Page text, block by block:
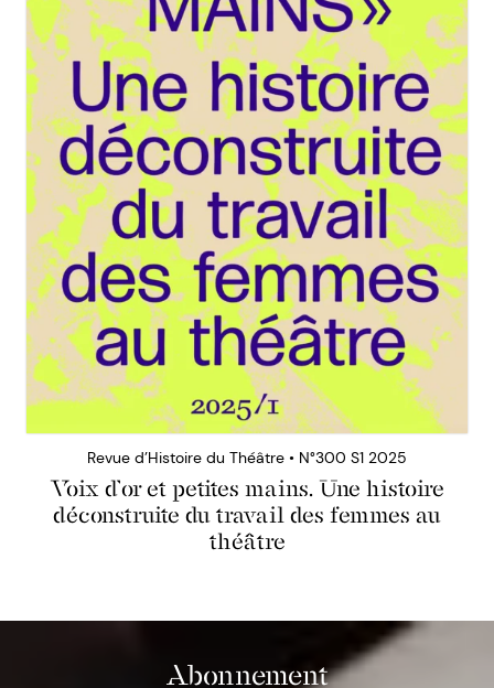
Revue d’Histoire du Théâtre • N°300 S1 2025
Voix d’or et petites mains. Une histoire
déconstruite du travail des femmes au
théâtre
Abonnement